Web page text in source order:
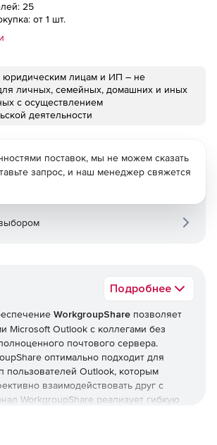
25
от 1 шт.
юридическим лицам и ИП – не
личных, семейных, домашних и иных
с осуществлением
деятельности
Подробнее
WorkgroupShare позволяет
Microsoft Outlook с коллегами без
почтового сервера.
оптимально подходит для
пользователей Outlook, которым
взаимодействовать друг с
WorkgroupShare реализует гибкую
поставок, мы не можем сказать
запрос, и наш менеджер свяжется